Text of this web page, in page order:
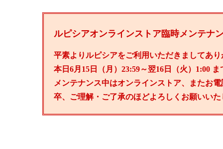
ルピシアオンラインストア臨時メンテナ
平素よりルピシアをご利用いただきましてあ
本日6月15日（月）23:59～翌16日（火）1:00
メンテナンス中はオンラインストア、またお
卒、ご理解・ご了承のほどよろしくお願いいた